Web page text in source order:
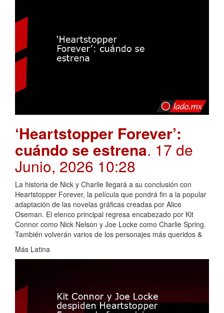
‘Heartstopper Forever’:
cuándo se estrena. 17 de
Junio, 2026 10:28
La historia de Nick y Charlie llegará a su conclusión con
Heartstopper Forever, la película que pondrá fin a la popular
adaptación de las novelas gráficas creadas por Alice
Oseman. El elenco principal regresa encabezado por Kit
Connor como Nick Nelson y Joe Locke como Charlie Spring.
También volverán varios de los personajes más queridos &
Más Latina